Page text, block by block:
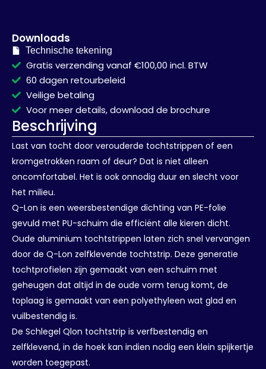
Downloads
Technische tekening
Gratis verzending vanaf €100,00 incl. BTW
60 dagen retourbeleid
Veilige betaling
Voor meer details, download de brochure
Beschrijving
Last van tocht door verouderde tochtstrippen of een
kromgetrokken raam of deur? Dat is niet alleen
oncomfortabel. Het is ook onnodig duur en slecht voor
het milieu.
Q-Lon is een weersbestendige dichting van PE-folie
gevuld met PU-schuim die efficiënt alle kieren dicht.
Oude aluminium tochtstrippen laten zich snel vervangen
door de Q-Lon zelfklevende tochtstrip. Deze generatie
tochtprofielen zijn gemaakt van een schuim met
geheugen dat altijd in de oude vorm terug komt, de
toplaag is gemaakt van een polyethyleen wat glad en
vuilbestendig is.
De Schlegel Qlon tochtstrip is verfbestendig en
zelfklevend, in de hoek kan indien nodig een klein spijkertje
worden toegepast.